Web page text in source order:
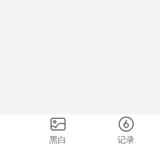
黑白 记录